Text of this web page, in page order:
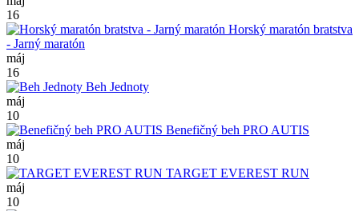
16
Horský maratón bratstva
- Jarný maratón
máj
16
Beh Jednoty
máj
10
Benefičný beh PRO AUTIS
máj
10
TARGET EVEREST RUN
máj
10